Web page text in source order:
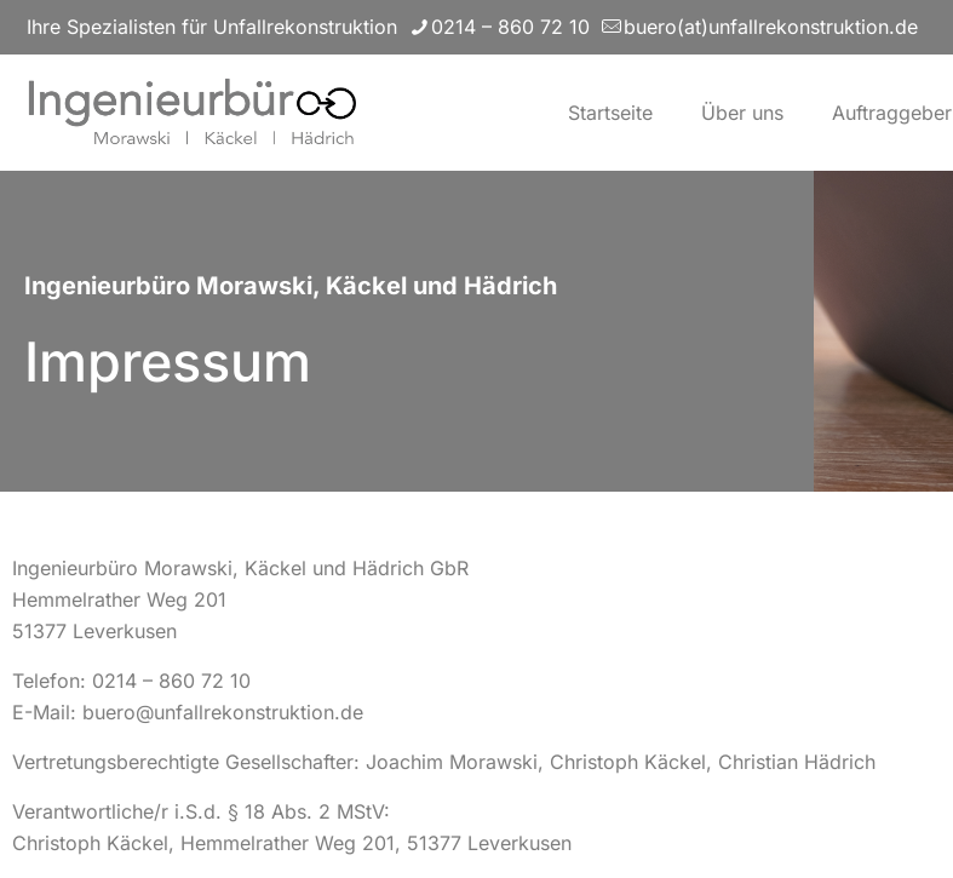
Ihre Spezialisten für Unfallrekonstruktion 0214 – 860 72 10 buero(at)unfallrekonstruktion.de
Startseite Über uns Auftraggeber
Ingenieurbüro Morawski, Käckel und Hädrich
Impressum
Ingenieurbüro Morawski, Käckel und Hädrich GbR
Hemmelrather Weg 201
51377 Leverkusen
Telefon: 0214 – 860 72 10
E-Mail: buero@unfallrekonstruktion.de
Vertretungsberechtigte Gesellschafter: Joachim Morawski, Christoph Käckel, Christian Hädrich
Verantwortliche/r i.S.d. § 18 Abs. 2 MStV:
Christoph Käckel, Hemmelrather Weg 201, 51377 Leverkusen